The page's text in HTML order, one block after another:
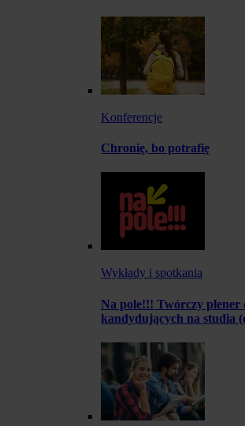
Konferencje
Chronię, bo potrafię
Wykłady i spotkania
Na pole!!! Twórczy plener
kandydujących na studia